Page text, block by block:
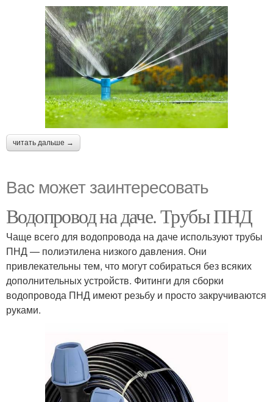
читать дальше →
Вас может заинтересовать
Водопровод на даче. Трубы ПНД
Чаще всего для водопровода на даче используют трубы
ПНД — полиэтилена низкого давления. Они
привлекательны тем, что могут собираться без всяких
дополнительных устройств. Фитинги для сборки
водопровода ПНД имеют резьбу и просто закручиваются
руками.